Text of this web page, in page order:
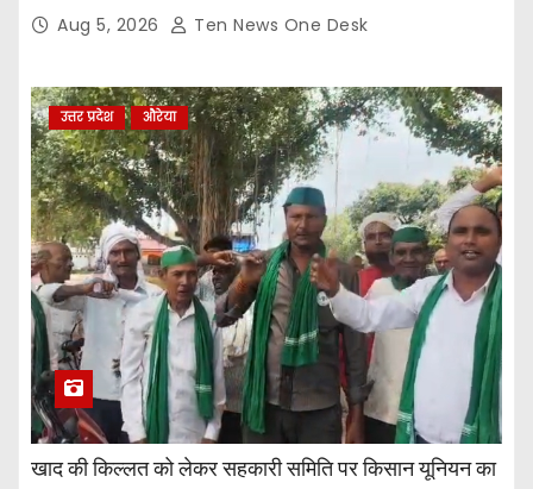
Aug 5, 2026 Ten News One Desk
उत्तर प्रदेश औरेया
खाद की किल्लत को लेकर सहकारी समिति पर किसान यूनियन का